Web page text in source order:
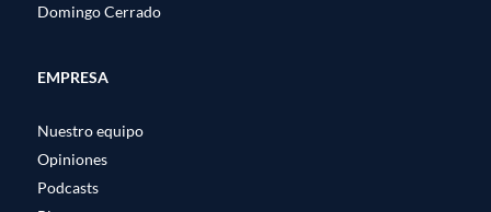
Domingo Cerrado
EMPRESA
Nuestro equipo
Opiniones
Podcasts